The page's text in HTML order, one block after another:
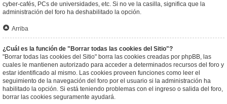
cyber-cafés, PCs de universidades, etc. Si no ve la casilla, significa que la
administración del foro ha deshabilitado la opción.
Arriba
¿Cuál es la función de "Borrar todas las cookies del Sitio"?
"Borrar todas las cookies del Sitio" borra las cookies creadas por phpBB, las
cuales le mantienen autorizado para acceder a determinados recursos del foro y
estar identificado al mismo. Las cookies proveen funciones como leer el
seguimiento de la navegación del foro por el usuario si la administración ha
habilitado la opción. Si está teniendo problemas con el ingreso o salida del foro,
borrar las cookies seguramente ayudará.